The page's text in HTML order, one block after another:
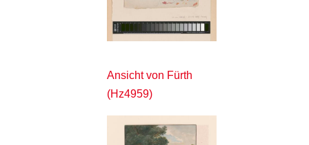
Ansicht von Fürth
(Hz4959)